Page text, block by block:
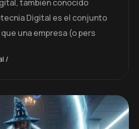
también conocido
Digital es el conjunto
una empresa (o pers